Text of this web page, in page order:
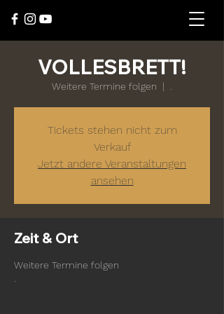
VOLLESBRETT!
Weitere Termine folgen
  |
Tickets stehen nicht zum
Verkauf
Jetzt andere Veranstaltungen
ansehen
Zeit & Ort
Weitere Termine folgen